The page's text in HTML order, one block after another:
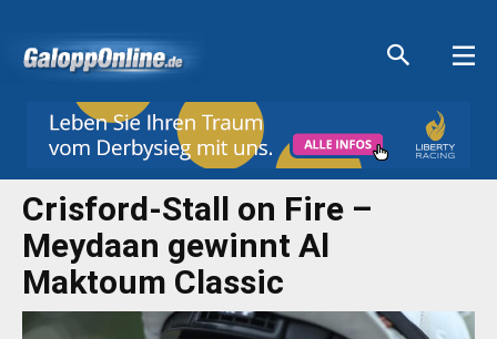
Crisford-Stall on Fire –
Meydaan gewinnt Al
Maktoum Classic